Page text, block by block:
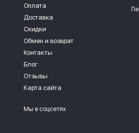
друзьями рыть туннели, лепить
Именно удобный.
Оплата
Доставка
Скидки
Обмен и возврат
Контакты
Блог
Отзывы
Карта сайта
Мы в соцсетях